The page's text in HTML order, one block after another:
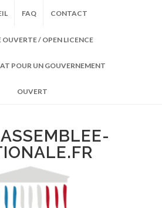
FAQ CONTACT
OUVERTE / OPEN LICENCE
POUR UN GOUVERNEMENT
OUVERT